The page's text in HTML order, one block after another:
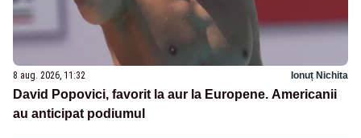
8 aug. 2026, 11:32 Ionuț Nichita
David Popovici, favorit la aur la Europene. Americanii
au anticipat podiumul